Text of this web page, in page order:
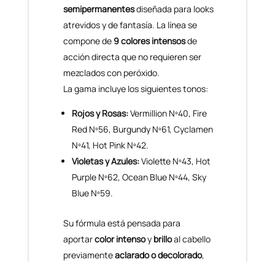
semipermanentesdiseñada para looks
atrevidos y de fantasía. La línea se
compone de 9 colores intensosde
acción directa que no requieren ser
mezclados con peróxido.
La gama incluye los siguientes tonos:
Rojos y Rosas:Vermillion Nº40, Fire
Red Nº56, Burgundy Nº61, Cyclamen
Nº41, Hot Pink Nº42.
Violetas y Azules:Violette Nº43, Hot
Purple Nº62, Ocean Blue Nº44, Sky
Blue Nº59.
Su fórmula está pensada para
aportarcolor intensoy brilloal cabello
previamenteaclarado o decolorado,